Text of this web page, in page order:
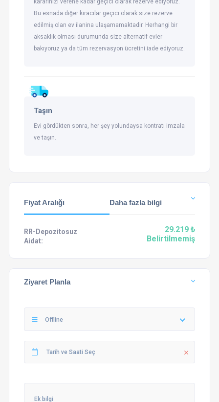
Bu esnada diğer kiracılar geçici olarak size rezerve
edilmiş olan ev ilanina ulaşamamaktadir. Herhangi bir
aksaklık olması durumunda size alternatif evler
bakıyoruz ya da tüm rezervasyon ücretini iade ediyoruz.
Taşın
Evi gördükten sonra, her şey yolundaysa kontratı imzala
ve taşın.
Fiyat Aralığı Daha fazla bilgi
RR-Depozitosuz 29.219 ₺
Aidat: Belirtilmemiş
Ziyaret Planla
Offline